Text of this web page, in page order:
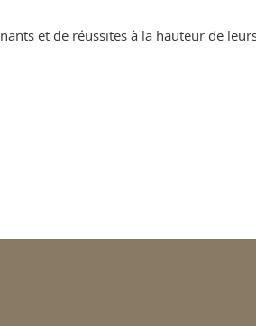
et de réussites à la hauteur de